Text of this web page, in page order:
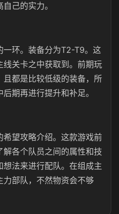
己的实力。
一环。装备分为T2-T9。这
关卡之中获取到。前期玩
都是比较低级的装备，所
期再进行提升和补足。
望攻略介绍。这款游戏前
各个队员之间的属性和技
法来进行配队。在组成主
力部队，不然物资会不够